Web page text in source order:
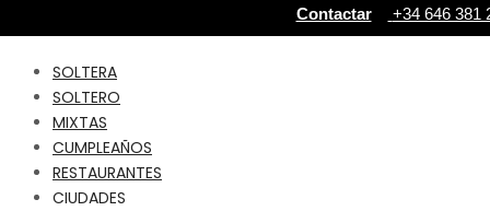
SOLTERA
SOLTERO
MIXTAS
CUMPLEAÑOS
RESTAURANTES
CIUDADES
Contactar +34 646 381